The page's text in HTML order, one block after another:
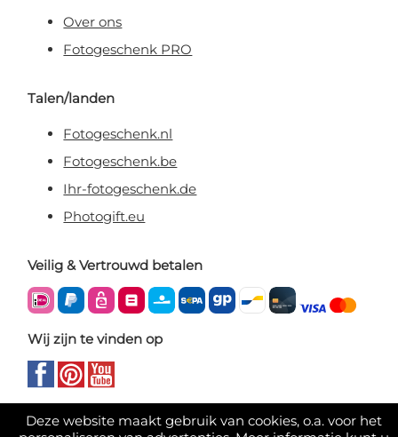
Deze website maakt gebruik van cookies, o.a. voor het
Over ons
Fotogeschenk PRO
Talen/landen
Fotogeschenk.nl
Fotogeschenk.be
Ihr-fotogeschenk.de
Photogift.eu
Veilig & Vertrouwd betalen
Wij zijn te vinden op